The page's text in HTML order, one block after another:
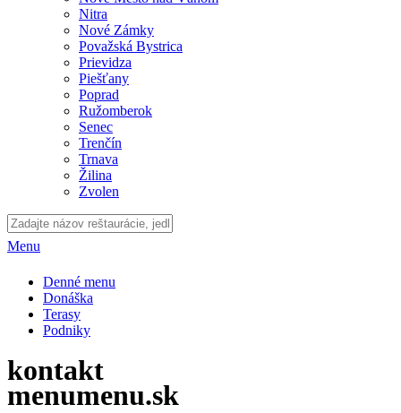
Nitra
Nové Zámky
Považská Bystrica
Prievidza
Piešťany
Poprad
Ružomberok
Senec
Trenčín
Trnava
Žilina
Zvolen
Menu
Denné menu
Donáška
Terasy
Podniky
kontakt
menumenu.sk